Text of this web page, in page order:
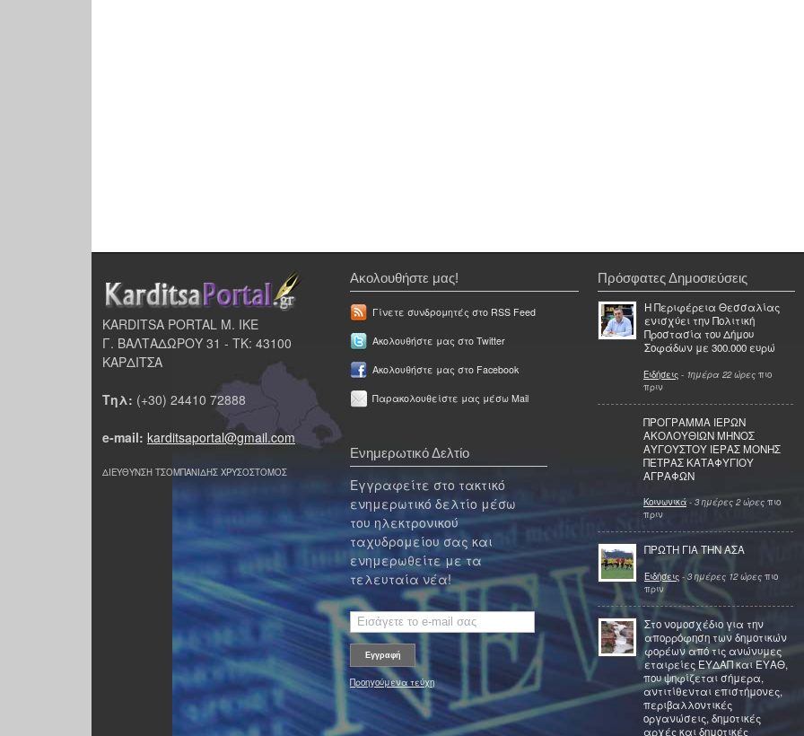
KARDITSA PORTAL Μ. ΙΚΕ
Γ. ΒΑΛΤΑΔΩΡΟΥ 31 - ΤΚ: 43100
ΚΑΡΔΙΤΣΑ
Τηλ: (+30) 24410 72888
e-mail: karditsaportal@gmail.com
ΔΙΕΥΘΥΝΣΗ ΤΣΟΜΠΑΝΙΔΗΣ ΧΡΥΣΟΣΤΟΜΟΣ
Ακολουθήστε μας!
Γίνετε συνδρομητές στο RSS Feed
Ακολουθήστε μας στο Twitter
Ακολουθήστε μας στο Facebook
Παρακολουθείστε μας μέσω Mail
Ενημερωτικό Δελτίο
Εγγραφείτε στο τακτικό
ενημερωτικό δελτίο μέσω
του ηλεκτρονικού
ταχυδρομείου σας και
ενημερωθείτε με τα
τελευταία νέα!
Προηγούμενα τεύχη
Πρόσφατες Δημοσιεύσεις
Η Περιφέρεια Θεσσαλίας
ενισχύει την Πολιτική
Προστασία του Δήμου
Σοφάδων με 300.000 ευρώ
Ειδήσεις - 1ημέρα 22 ώρες πιο
πριν
ΠΡΟΓΡΑΜΜΑ ΙΕΡΩΝ
ΑΚΟΛΟΥΘΙΩΝ ΜΗΝΟΣ
ΑΥΓΟΥΣΤΟΥ ΙΕΡΑΣ ΜΟΝΗΣ
ΠΕΤΡΑΣ ΚΑΤΑΦΥΓΙΟΥ
ΑΓΡΑΦΩΝ
Κοινωνικά - 3 ημέρες 2 ώρες πιο
πριν
ΠΡΩΤΗ ΓΙΑ ΤΗΝ ΑΣΑ
Ειδήσεις - 3 ημέρες 12 ώρες πιο
πριν
Στο νομοσχέδιο για την
απορρόφηση των δημοτικών
φορέων από τις ανώνυμες
εταιρείες ΕΥΔΑΠ και ΕΥΑΘ,
που ψηφίζεται σήμερα,
αντιτίθενται επιστήμονες,
περιβαλλοντικές
οργανώσεις, δημοτικές
αρχές και δημοτικές